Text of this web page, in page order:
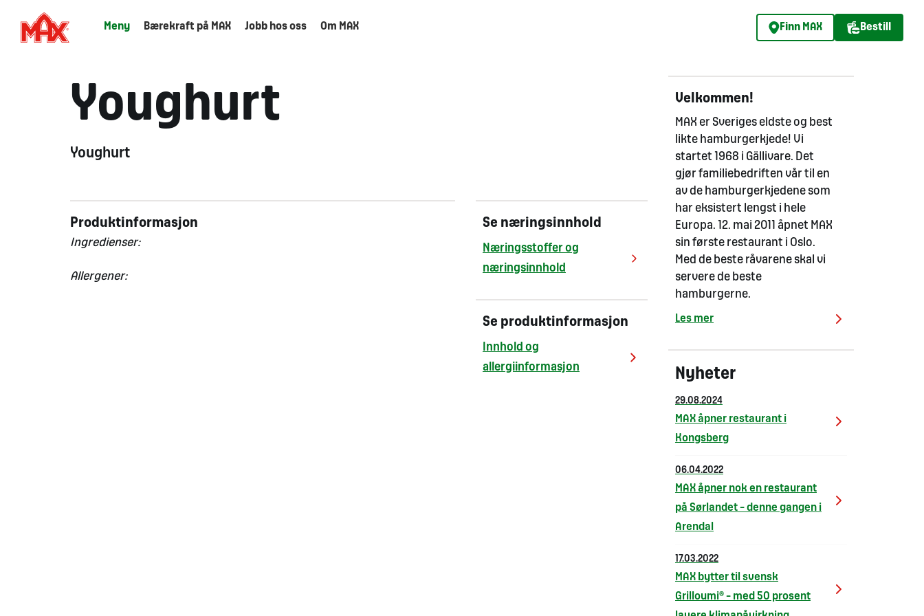
Meny Bærekraft på MAX Jobb hos oss Om MAX Finn MAX Bestill
Youghurt
Youghurt
Produktinformasjon
Ingredienser:
Allergener:
Se næringsinnhold
Næringsstoffer og
næringsinnhold
Se produktinformasjon
Innhold og
allergiinformasjon
Velkommen!
MAX er Sveriges eldste og best
likte hamburgerkjede! Vi
startet 1968 i Gällivare. Det
gjør familiebedriften vår til en
av de hamburgerkjedene som
har eksistert lengst i hele
Europa. 12. mai 2011 åpnet MAX
sin første restaurant i Oslo.
Med de beste råvarene skal vi
servere de beste
hamburgerne.
Les mer
Nyheter
29.08.2024
MAX åpner restaurant i
Kongsberg
06.04.2022
MAX åpner nok en restaurant
på Sørlandet – denne gangen i
Arendal
17.03.2022
MAX bytter til svensk
Grilloumi® – med 50 prosent